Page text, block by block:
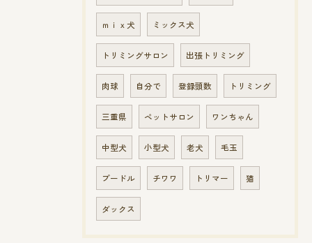
ｍｉｘ犬 ミックス犬
トリミングサロン 出張トリミング
肉球 自分で 登録頭数 トリミング
三重県 ペットサロン ワンちゃん
中型犬 小型犬 老犬 毛玉
プードル チワワ トリマー 猫
ダックス